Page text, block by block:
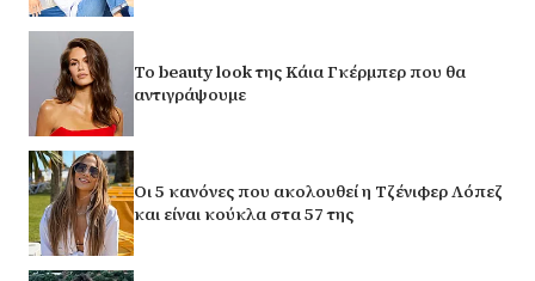
Το beauty look της Κάια Γκέρμπερ που θα
αντιγράψουμε
Οι 5 κανόνες που ακολουθεί η Τζένιφερ Λόπεζ
και είναι κούκλα στα 57 της